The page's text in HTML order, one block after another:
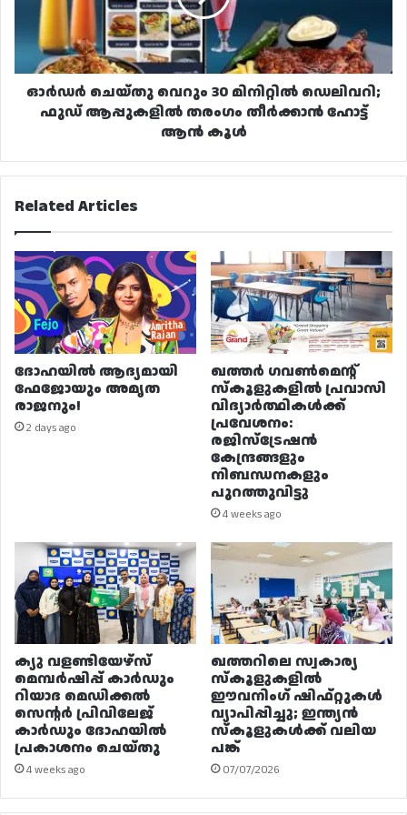
ഡെലിവറി;
ഫുഡ്
ആപ്പുകളിൽ
തരംഗം
തീർക്കാൻ
ഹോട്ട്
ഓർഡർ ചെയ്തു വെറും 30 മിനിറ്റിൽ ഡെലിവറി;
ഫുഡ് ആപ്പുകളിൽ തരംഗം തീർക്കാൻ ഹോട്ട്
ആൻ കൂൾ
Related Articles
ദോഹയിൽ ആദ്യമായി
ഫേജോയും അമൃത
രാജനും!
2 days ago
ഖത്തർ ഗവൺമെന്റ്
സ്കൂളുകളിൽ പ്രവാസി
വിദ്യാർത്ഥികൾക്ക്
പ്രവേശനം:
രജിസ്ട്രേഷൻ
കേന്ദ്രങ്ങളും
നിബന്ധനകളും
പുറത്തുവിട്ടു
4 weeks ago
ക്യു വളണ്ടിയേഴ്‌സ്
മെമ്പർഷിപ്പ് കാർഡും
റിയാദ മെഡിക്കൽ
സെന്റർ പ്രിവിലേജ്
കാർഡും ദോഹയിൽ
പ്രകാശനം ചെയ്തു
4 weeks ago
ഖത്തറിലെ സ്വകാര്യ
സ്കൂളുകളിൽ
ഈവനിംഗ് ഷിഫ്റ്റുകൾ
വ്യാപിപ്പിച്ചു; ഇന്ത്യൻ
സ്കൂളുകൾക്ക് വലിയ
പങ്ക്
07/07/2026